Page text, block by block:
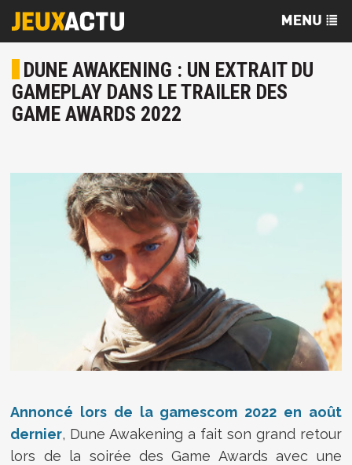
DUNE AWAKENING : UN EXTRAIT DU
GAMEPLAY DANS LE TRAILER DES
GAME AWARDS 2022
Annoncé lors de la gamescom 2022 en août
dernier, Dune Awakening a fait son grand retour
lors de la soirée des Game Awards avec une